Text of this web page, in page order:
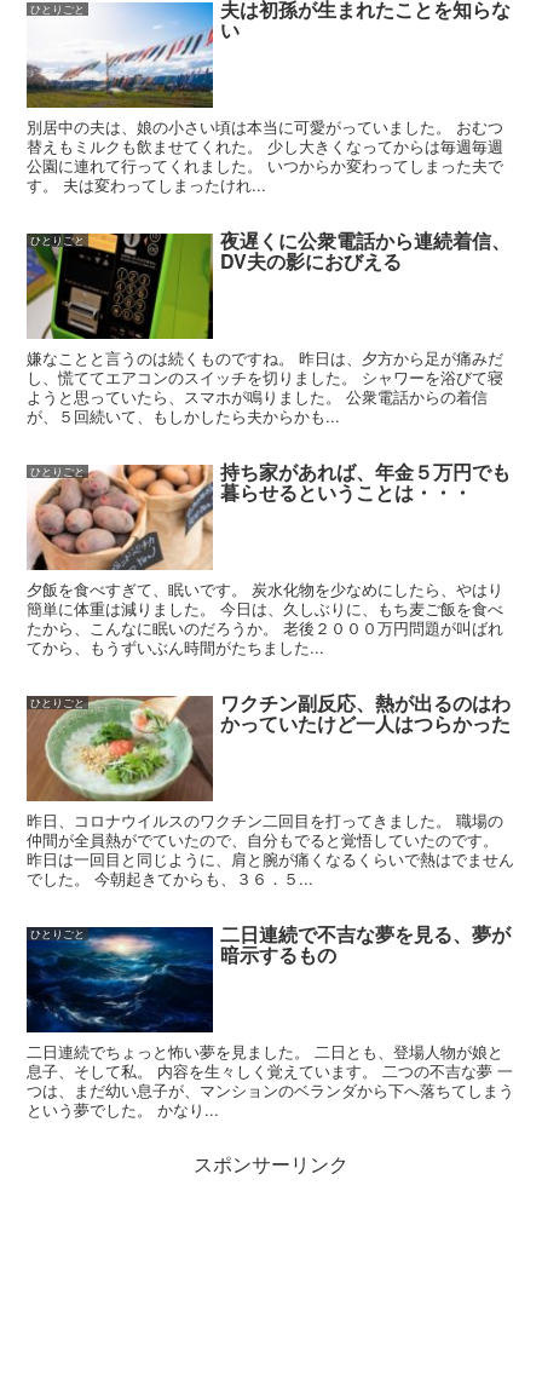
ひとりごと 夫は初孫が生まれたことを知らな
い
別居中の夫は、娘の小さい頃は本当に可愛がっていました。 おむつ
替えもミルクも飲ませてくれた。 少し大きくなってからは毎週毎週
公園に連れて行ってくれました。 いつからか変わってしまった夫で
す。 夫は変わってしまったけれ...
ひとりごと 夜遅くに公衆電話から連続着信、
DV夫の影におびえる
嫌なことと言うのは続くものですね。 昨日は、夕方から足が痛みだ
し、慌ててエアコンのスイッチを切りました。 シャワーを浴びて寝
ようと思っていたら、スマホが鳴りました。 公衆電話からの着信
が、５回続いて、もしかしたら夫からかも...
ひとりごと 持ち家があれば、年金５万円でも
暮らせるということは・・・
夕飯を食べすぎて、眠いです。 炭水化物を少なめにしたら、やはり
簡単に体重は減りました。 今日は、久しぶりに、もち麦ご飯を食べ
たから、こんなに眠いのだろうか。 老後２０００万円問題が叫ばれ
てから、もうずいぶん時間がたちました...
ひとりごと ワクチン副反応、熱が出るのはわ
かっていたけど一人はつらかった
昨日、コロナウイルスのワクチン二回目を打ってきました。 職場の
仲間が全員熱がでていたので、自分もでると覚悟していたのです。
昨日は一回目と同じように、肩と腕が痛くなるくらいで熱はでません
でした。 今朝起きてからも、３６．５...
ひとりごと 二日連続で不吉な夢を見る、夢が
暗示するもの
二日連続でちょっと怖い夢を見ました。 二日とも、登場人物が娘と
息子、そして私。 内容を生々しく覚えています。 二つの不吉な夢 一
つは、まだ幼い息子が、マンションのベランダから下へ落ちてしまう
という夢でした。 かなり...
スポンサーリンク